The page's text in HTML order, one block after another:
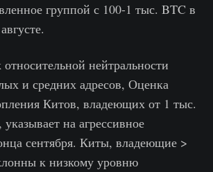
группой с 100-1 тыс. BTC в
нейтральности
и средних адресов, Оценка
Китов, владеющих от 1 тыс.
на агрессивное
сентября. Киты, владеющие >
к низкому уровню